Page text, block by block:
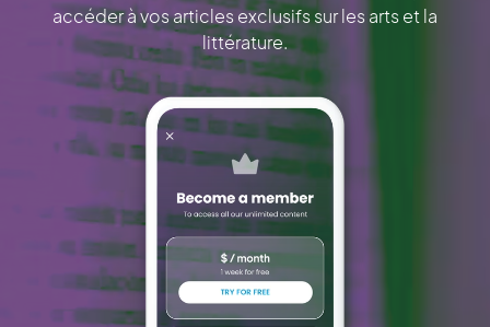
accéder à vos articles exclusifs sur les arts et la
littérature.